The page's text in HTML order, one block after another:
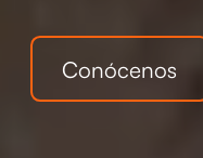
Conócenos